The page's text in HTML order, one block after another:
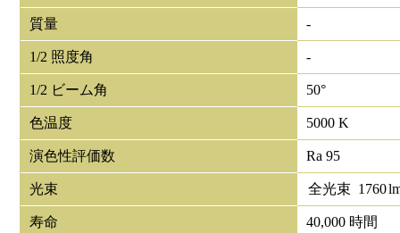
質量 -
1/2 照度角 -
1/2 ビーム角 50°
色温度 5000 K
演色性評価数 Ra 95
光束 全光束 1760
寿命 40,000 時間